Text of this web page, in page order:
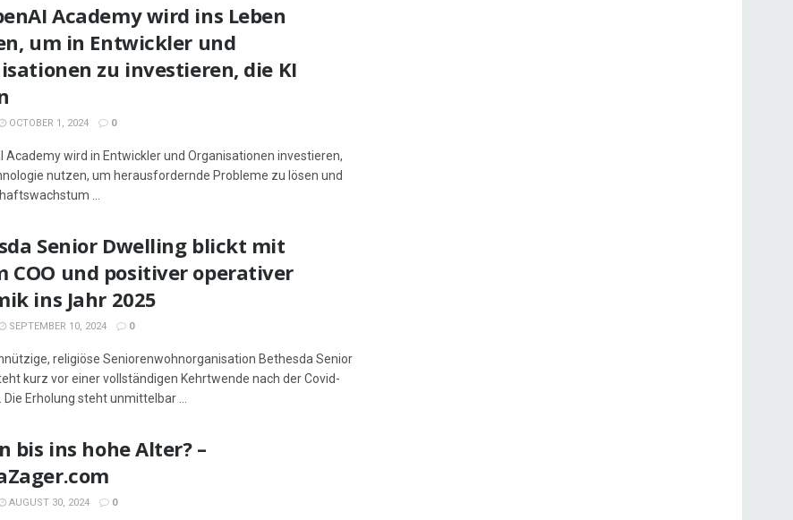
Academy wird ins Leben
um in Entwickler und
zu investieren, die KI
OCTOBER 1, 2024 0
Academy wird in Entwickler und Organisationen investieren,
nutzen, um herausfordernde Probleme zu lösen und
...
Senior Dwelling blickt mit
COO und positiver operativer
ins Jahr 2025
SEPTEMBER 10, 2024 0
religiöse Seniorenwohnorganisation Bethesda Senior
kurz vor einer vollständigen Kehrtwende nach der Covid-
Die Erholung steht unmittelbar ...
bis ins hohe Alter? –
AUGUST 30, 2024 0